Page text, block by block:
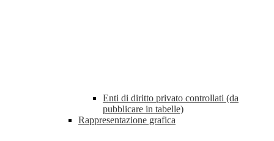
Enti di diritto privato controllati (da
pubblicare in tabelle)
Rappresentazione grafica